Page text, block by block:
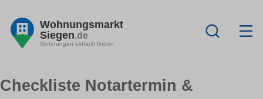
Wohnungsmarkt
Siegen.de
Wohnungen einfach finden
Checkliste Notartermin &